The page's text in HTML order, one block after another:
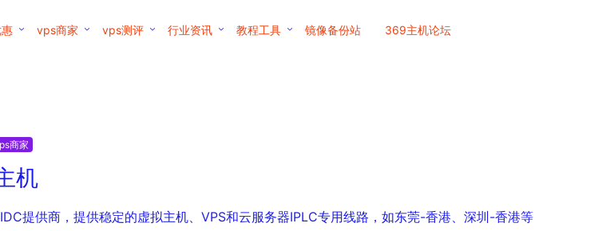
vps商家 vps测评 行业资讯 教程工具 镜像备份站 369主机论坛
商家
机
提供商，提供稳定的虚拟主机、VPS和云服务器IPLC专用线路，如东莞-香港、深圳-香港等